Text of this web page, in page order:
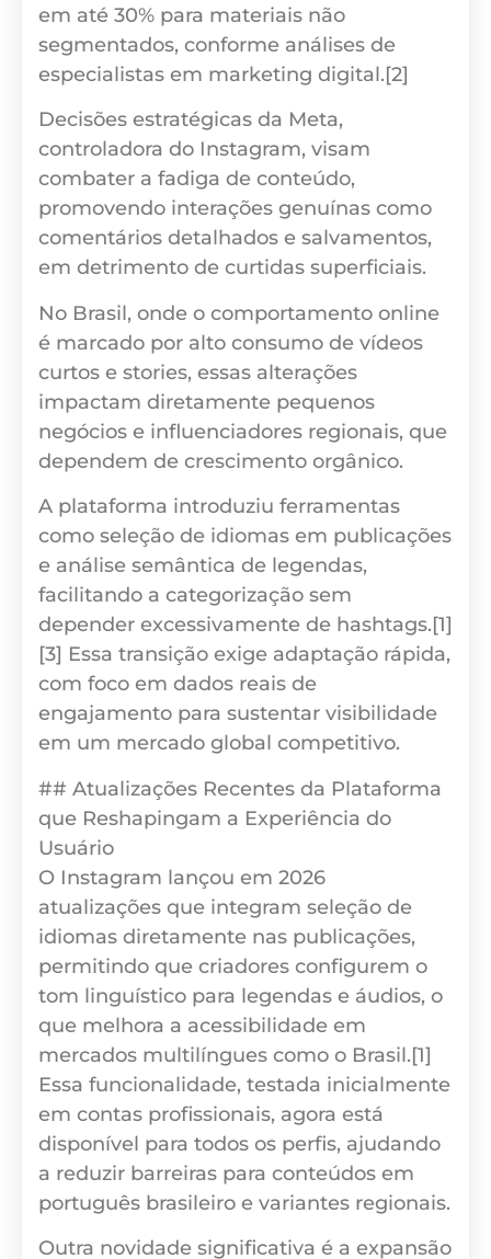
em até 30% para materiais não
segmentados, conforme análises de
especialistas em marketing digital.[2]
Decisões estratégicas da Meta,
controladora do Instagram, visam
combater a fadiga de conteúdo,
promovendo interações genuínas como
comentários detalhados e salvamentos,
em detrimento de curtidas superficiais.
No Brasil, onde o comportamento online
é marcado por alto consumo de vídeos
curtos e stories, essas alterações
impactam diretamente pequenos
negócios e influenciadores regionais, que
dependem de crescimento orgânico.
A plataforma introduziu ferramentas
como seleção de idiomas em publicações
e análise semântica de legendas,
facilitando a categorização sem
depender excessivamente de hashtags.[1]
[3] Essa transição exige adaptação rápida,
com foco em dados reais de
engajamento para sustentar visibilidade
em um mercado global competitivo.
## Atualizações Recentes da Plataforma
que Reshapingam a Experiência do
Usuário
O Instagram lançou em 2026
atualizações que integram seleção de
idiomas diretamente nas publicações,
permitindo que criadores configurem o
tom linguístico para legendas e áudios, o
que melhora a acessibilidade em
mercados multilíngues como o Brasil.[1]
Essa funcionalidade, testada inicialmente
em contas profissionais, agora está
disponível para todos os perfis, ajudando
a reduzir barreiras para conteúdos em
português brasileiro e variantes regionais.
Outra novidade significativa é a expansão